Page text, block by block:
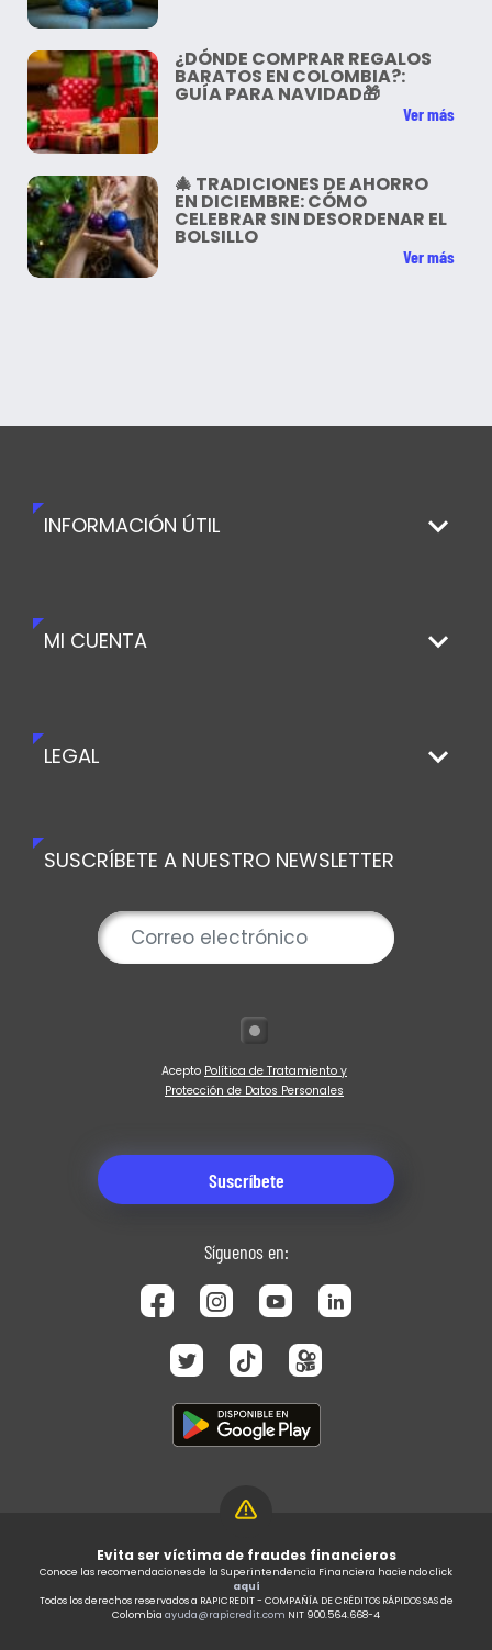
¿DÓNDE COMPRAR REGALOS
BARATOS EN COLOMBIA?:
GUÍA PARA NAVIDAD🎁
Ver más
🎄 TRADICIONES DE AHORRO
EN DICIEMBRE: CÓMO
CELEBRAR SIN DESORDENAR EL
BOLSILLO
Ver más
INFORMACIÓN ÚTIL
MI CUENTA
LEGAL
SUSCRÍBETE A NUESTRO NEWSLETTER
Acepto Política de Tratamiento y
Protección de Datos Personales
Síguenos en:
Evita ser víctima de fraudes financieros
Conoce las recomendaciones de la Superintendencia Financiera haciendo click
aquí
Todos los derechos reservados a RAPICREDIT - COMPAÑÍA DE CRÉDITOS RÁPIDOS SAS de
Colombia ayuda@rapicredit.com NIT 900.564.668-4